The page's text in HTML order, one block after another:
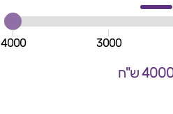
3000
4000